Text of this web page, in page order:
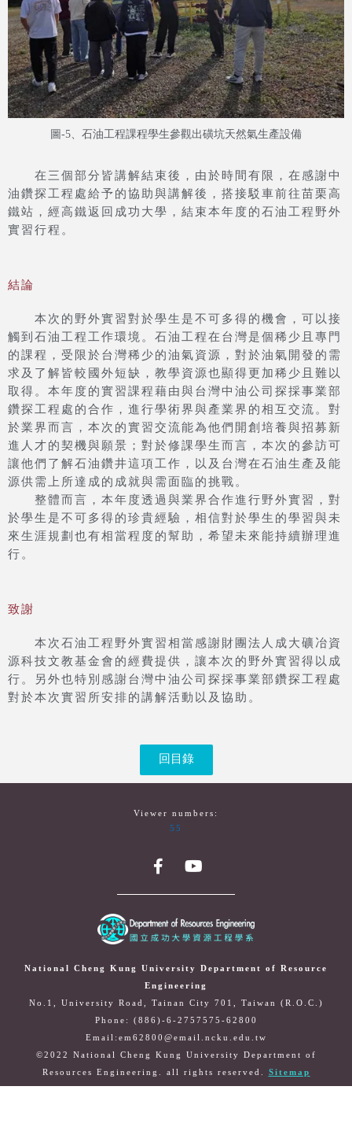
圖-5、石油工程課程學生參觀出磺坑天然氣生產設備
在三個部分皆講解結束後，由於時間有限，在感謝中
油鑽探工程處給予的協助與講解後，搭接駁車前往苗栗高
鐵站，經高鐵返回成功大學，結束本年度的石油工程野外
實習行程。
結論
本次的野外實習對於學生是不可多得的機會，可以接
觸到石油工程工作環境。石油工程在台灣是個稀少且專門
的課程，受限於台灣稀少的油氣資源，對於油氣開發的需
求及了解皆較國外短缺，教學資源也顯得更加稀少且難以
取得。本年度的實習課程藉由與台灣中油公司探採事業部
鑽探工程處的合作，進行學術界與產業界的相互交流。對
於業界而言，本次的實習交流能為他們開創培養與招募新
進人才的契機與願景；對於修課學生而言，本次的參訪可
讓他們了解石油鑽井這項工作，以及台灣在石油生產及能
源供需上所達成的成就與需面臨的挑戰。
整體而言，本年度透過與業界合作進行野外實習，對
於學生是不可多得的珍貴經驗，相信對於學生的學習與未
來生涯規劃也有相當程度的幫助，希望未來能持續辦理進
行。
致謝
本次石油工程野外實習相當感謝財團法人成大礦冶資
源科技文教基金會的經費提供，讓本次的野外實習得以成
行。另外也特別感謝台灣中油公司探採事業部鑽探工程處
對於本次實習所安排的講解活動以及協助。
回目錄
Viewer numbers:
55
National Cheng Kung University Department of Resource
Engineering
No.1, University Road, Tainan City 701, Taiwan (R.O.C.)
Phone: (886)-6-2757575-62800
Email:em62800@email.ncku.edu.tw
©2022 National Cheng Kung University Department of
Resources Engineering. all rights reserved. Sitemap